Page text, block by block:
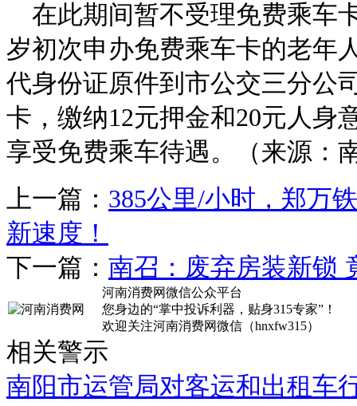
在此期间暂不受理免费乘车
岁初次申办免费乘车卡的老年
代身份证原件到市公交三分公
卡，缴纳12元押金和20元人身
享受免费乘车待遇。（来源：
上一篇： 385公里/小时，郑万
新速度！
下一篇： 南召：废弃房装新锁
河南消费网微信公众平台
您身边的“掌中投诉利器，贴身315专家”！
欢迎关注河南消费网微信（hnxfw315）
相关警示
南阳市运管局对客运和出租车